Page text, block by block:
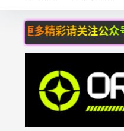
多精彩请关注公众号